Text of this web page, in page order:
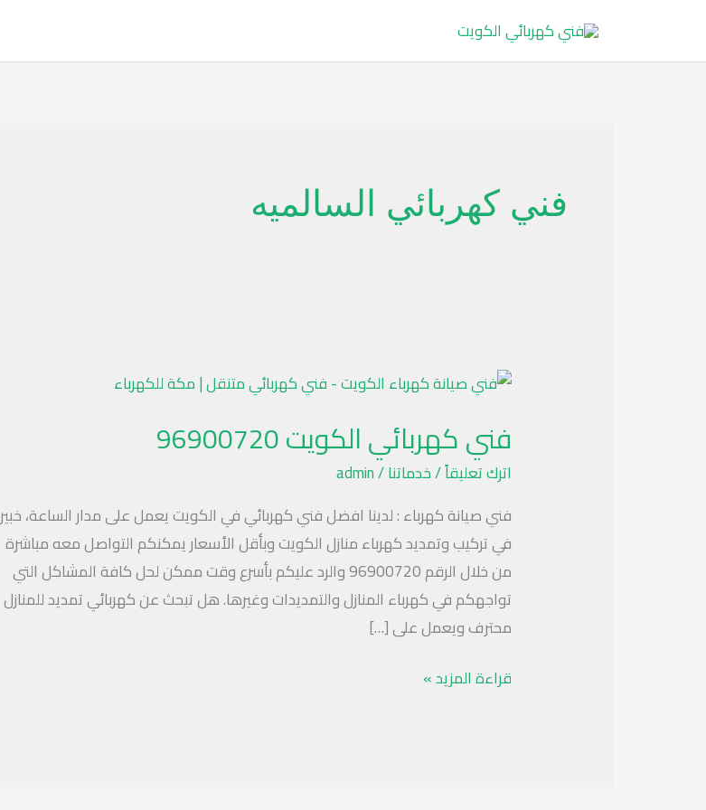
المحتوى
فني كهربائي السالميه
فني كهربائي الكويت 96900720
اترك تعليقاً/خدماتنا/
admin
فني صيانة كهرباء : لدينا افضل فني كهربائي في الكويت يعمل على مدار الساعة، خبير
في تركيب وتمديد كهرباء منازل الكويت وبأقل الأسعار يمكنكم التواصل معه مباشرة
من خلال الرقم 96900720 والرد عليكم بأسرع وقت ممكن لحل كافة المشاكل التي
تواجهكم في كهرباء المنازل والتمديدات وغيرها. هل تبحث عن كهربائي تمديد للمنازل
محترف ويعمل على […]
فني
الكويت
96900720
قراءة المزيد »